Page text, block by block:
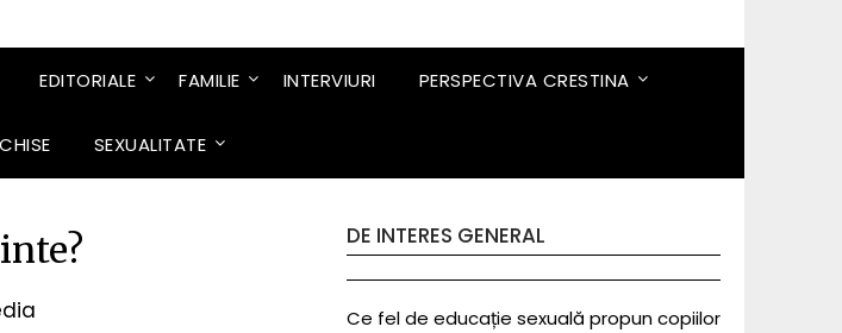
EDITORIALE FAMILIE INTERVIURI PERSPECTIVA CRESTINA
SEXUALITATE
DE INTERES GENERAL
Ce fel de educație sexuală propun copiilor